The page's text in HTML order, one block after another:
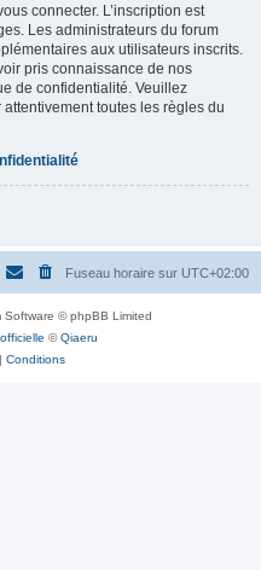
connecter. L’inscription est
Les administrateurs du forum
aux utilisateurs inscrits.
pris connaissance de nos
de confidentialité. Veuillez
toutes les règles du
Fuseau horaire sur UTC+02:00
Software © phpBB Limited
©Qiaeru
| Conditions